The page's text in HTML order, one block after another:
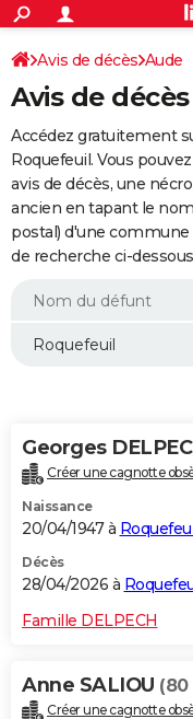
ACTUALITÉS
Politique
Société
Faits Divers
Education
Monde
Villes
+
SPORT
Coupe du monde 2026
Football
Tennis
Cyclisme
Rugby
Forum
Programme TV
TNT
Streaming
Cinéma
Sorties cinéma
Musique
+
FINANCE
Retraite
Impôts
Epargne
Immobilier
Risques naturels par ville
Banque
Assurance
Crédit
AUTO
Essais
Réserver un essai
Citadines
Berlines
SUV
Forum auto
+
HIGH-TECH
BRICOLAGE
WEEK-END
Alimentation
Guide de la santé
Maladies
Médicaments
Sommeil
VOYAGE
Destinations
City break
Voyage nature
Voyage de noces
Forum
Climat
+PHOTO
GUIDES D'ACHAT
Carte de Noël
Carte Bonne année
Carte Saint-Valentin
Carte Pâques
Carte d'anniversaire
DICTIONNAIRE
Avis de décès Aude
Avis de
Accédez gratuitement
Roquefeuil. Vous
avis de décès, une
ancien en tapant le
postal) d'une
de recherche ci-
Georges
Créer une cagnotte
Naissance
20/04/1947 à
Décès
28/04/2026 à
Famille DELPECH
Anne SALIOU (80
Créer une cagnotte